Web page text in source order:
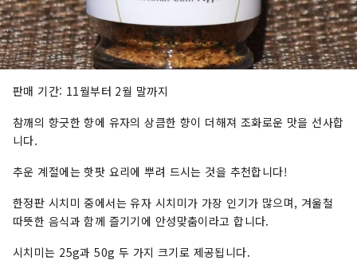
판매 기간: 11월부터 2월 말까지
참깨의 향긋한 향에 유자의 상큼한 향이 더해져 조화로운 맛을 선사합
니다.
추운 계절에는 핫팟 요리에 뿌려 드시는 것을 추천합니다!
한정판 시치미 중에서는 유자 시치미가 가장 인기가 많으며, 겨울철
따뜻한 음식과 함께 즐기기에 안성맞춤이라고 합니다.
시치미는 25g과 50g 두 가지 크기로 제공됩니다.